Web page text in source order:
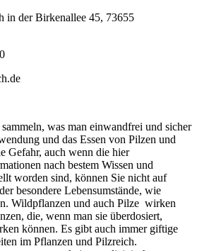
in der Bir­ken­al­lee 45, 73655
was man einwandfrei und sicher
und das Essen von Pilzen und
Gefahr, auch wenn die hier
nach bestem Wissen und
worden sind, können Sie nicht auf
besondere Lebensumstände, wie
Wildpflanzen und auch Pilze wirken
die, wenn man sie überdosiert,
können. Es gibt auch immer giftige
im Pflanzen und Pilzreich.